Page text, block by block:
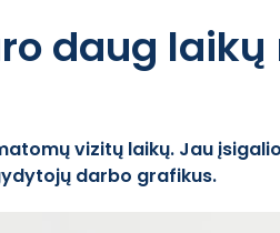
daug
vizitų laikų. Jau
darbo grafikus.